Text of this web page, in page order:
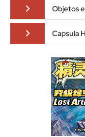
Objetos
Capsula